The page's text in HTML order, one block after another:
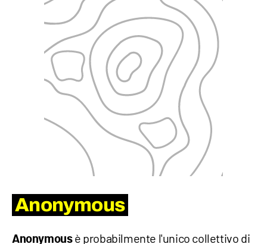
Anonymous
Anonymousè probabilmente l'unico collettivo di